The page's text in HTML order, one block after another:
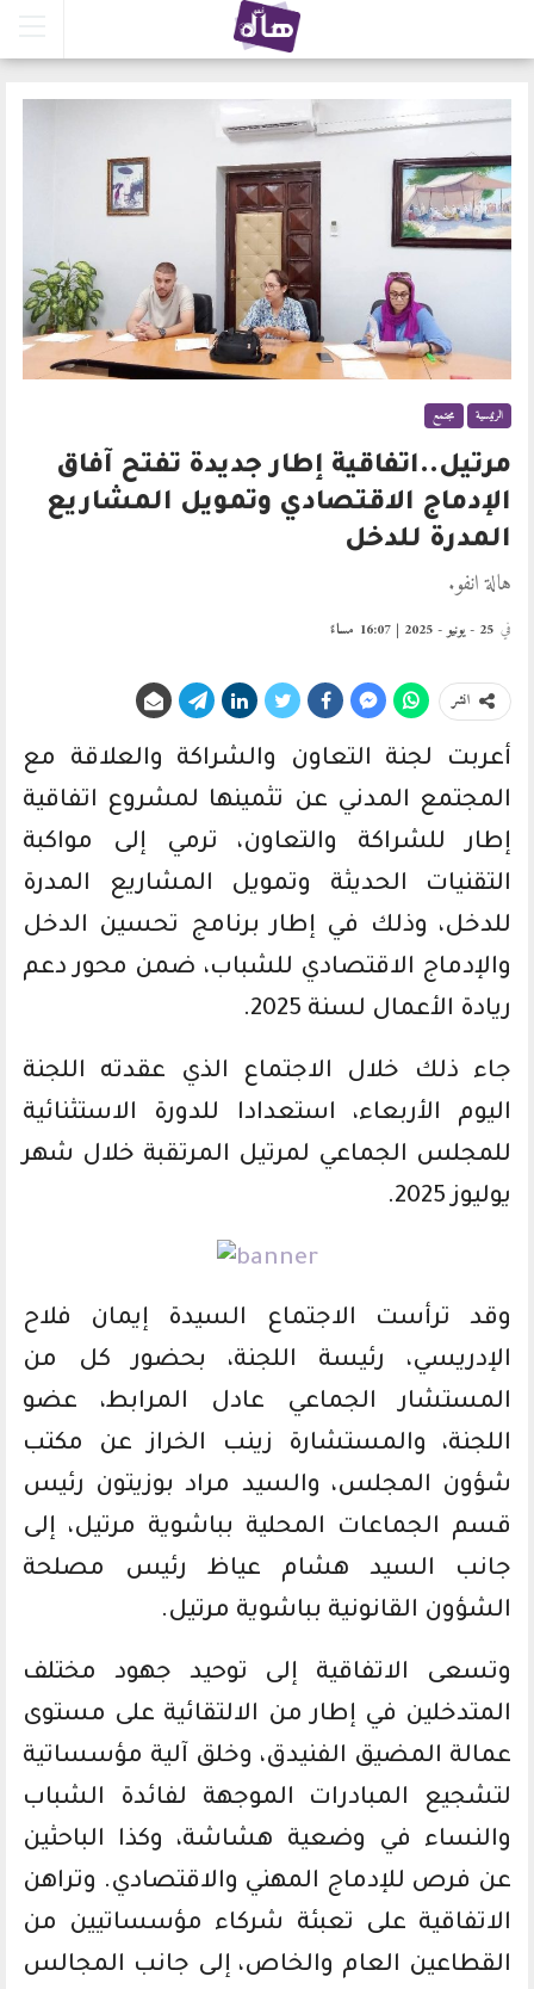
الرئيسية مجتمع
مرتيل..اتفاقية إطار جديدة تفتح آفاق
الإدماج الاقتصادي وتمويل المشاريع
المدرة للدخل
هالة انفو.
في 25 - يونيو - 2025 | 16:07 مساءً
انشر
أعربت لجنة التعاون والشراكة والعلاقة مع
المجتمع المدني عن تثمينها لمشروع اتفاقية
إطار للشراكة والتعاون، ترمي إلى مواكبة
التقنيات الحديثة وتمويل المشاريع المدرة
للدخل، وذلك في إطار برنامج تحسين الدخل
والإدماج الاقتصادي للشباب، ضمن محور دعم
ريادة الأعمال لسنة 2025.
جاء ذلك خلال الاجتماع الذي عقدته اللجنة
اليوم الأربعاء، استعدادا للدورة الاستثنائية
للمجلس الجماعي لمرتيل المرتقبة خلال شهر
يوليوز 2025.
وقد ترأست الاجتماع السيدة إيمان فلاح
الإدريسي، رئيسة اللجنة، بحضور كل من
المستشار الجماعي عادل المرابط، عضو
اللجنة، والمستشارة زينب الخراز عن مكتب
شؤون المجلس، والسيد مراد بوزيتون رئيس
قسم الجماعات المحلية بباشوية مرتيل، إلى
جانب السيد هشام عياظ رئيس مصلحة
الشؤون القانونية بباشوية مرتيل.
وتسعى الاتفاقية إلى توحيد جهود مختلف
المتدخلين في إطار من الالتقائية على مستوى
عمالة المضيق الفنيدق، وخلق آلية مؤسساتية
لتشجيع المبادرات الموجهة لفائدة الشباب
والنساء في وضعية هشاشة، وكذا الباحثين
عن فرص للإدماج المهني والاقتصادي. وتراهن
الاتفاقية على تعبئة شركاء مؤسساتيين من
القطاعين العام والخاص، إلى جانب المجالس